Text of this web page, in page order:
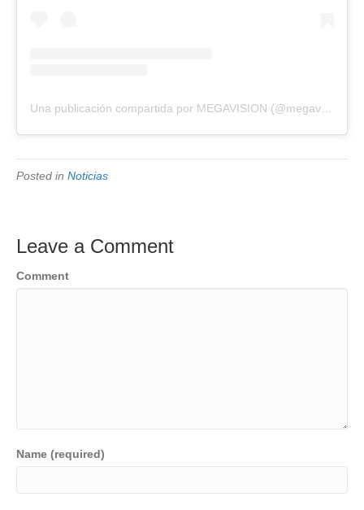
Posted in Noticias
Leave a Comment
Comment
Name (required)